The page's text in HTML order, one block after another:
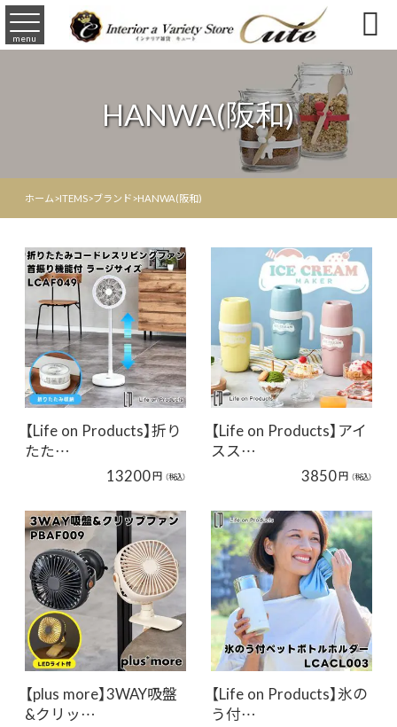
menu 
HANWA(阪和)
ホーム>ITEMS>ブランド>HANWA(阪和)
【Life on Products】折り
たた…
13200円 （税込）
【Life on Products】アイ
スス…
3850円 （税込）
【plus more】3WAY吸盤
&クリッ…
【Life on Products】氷の
う付…